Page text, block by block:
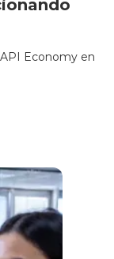
Economy en